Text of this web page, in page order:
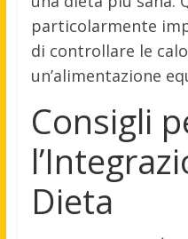
particolarmente
di controllare le
un’alimentazione
Consigli
Dieta